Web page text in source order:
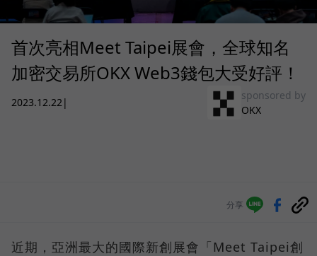
首次亮相Meet Taipei展會，全球知名
加密交易所OKX Web3錢包大受好評！
2023.12.22|
sponsored by
OKX
分享
近期，亞洲最大的國際新創展會「Meet Taipei創